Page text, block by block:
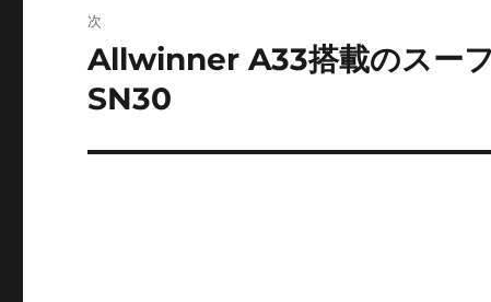
ゲ
ー
稿:
次
次
の
投
稿:
Allwinner A33搭載のスー
SN30